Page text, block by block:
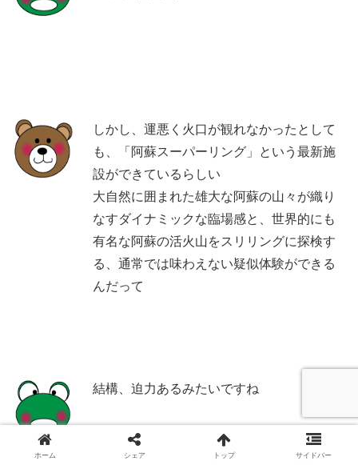
しかし、運悪く火口が観れなかったとして
も、「阿蘇スーパーリング」という最新施
設ができているらしい
大自然に囲まれた雄大な阿蘇の山々が織り
なすダイナミックな臨場感と、世界的にも
有名な阿蘇の活火山をスリリングに探検す
る、通常では味わえない疑似体験ができる
んだって
結構、迫力あるみたいですね
ホーム シェア トップ サイドバー